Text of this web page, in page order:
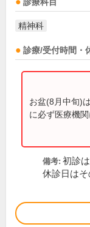
診療科目
精神科
診療/受付時間・
お盆(8月中旬)
に必ず医療機
備考: 初診
休診日はそ